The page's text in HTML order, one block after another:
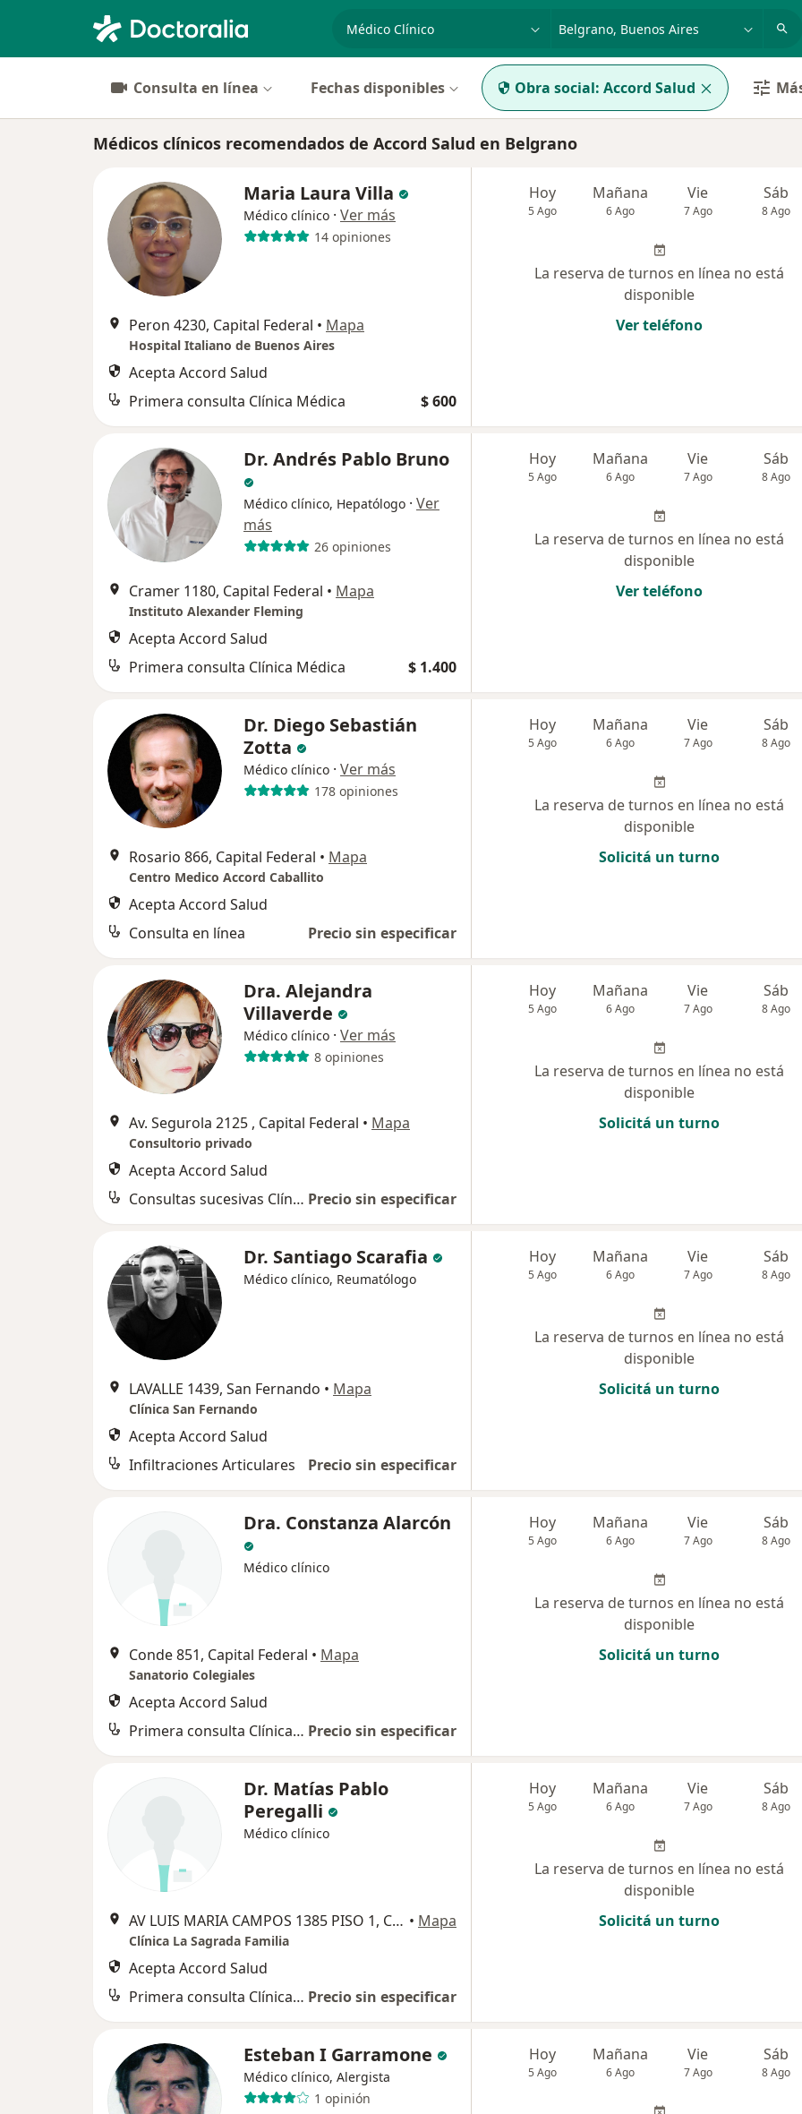
especialidad, enfermedad o nombre
Consulta en línea Fechas disponibles Obra social: Accord Salud
Médicos clínicos recomendados de Accord Salud en Belgrano
Maria Laura Villa
Médico clínico · Ver más
14 opiniones
Peron 4230, Capital Federal • Mapa
Hospital Italiano de Buenos Aires
Acepta Accord Salud
Primera consulta Clínica Médica
$ 600
Hoy
5 Ago
Mañana
6 Ago
Vie
7 Ago
Sáb
8 Ago
La reserva de turnos en línea no está
disponible
Ver teléfono
Dr. Andrés Pablo Bruno
Médico clínico, Hepatólogo · Ver
más
26 opiniones
Cramer 1180, Capital Federal • Mapa
Instituto Alexander Fleming
Acepta Accord Salud
Primera consulta Clínica Médica
$ 1.400
Hoy
5 Ago
Mañana
6 Ago
Vie
7 Ago
Sáb
8 Ago
La reserva de turnos en línea no está
disponible
Ver teléfono
Dr. Diego Sebastián
Zotta
Médico clínico · Ver más
178 opiniones
Rosario 866, Capital Federal • Mapa
Centro Medico Accord Caballito
Acepta Accord Salud
Consulta en línea
Precio sin especificar
Hoy
5 Ago
Mañana
6 Ago
Vie
7 Ago
Sáb
8 Ago
La reserva de turnos en línea no está
disponible
Solicitá un turno
Dra. Alejandra
Villaverde
Médico clínico · Ver más
8 opiniones
Av. Segurola 2125 , Capital Federal • Mapa
Consultorio privado
Acepta Accord Salud
Consultas sucesivas Clínica Médica Precio sin especificar
Hoy
5 Ago
Mañana
6 Ago
Vie
7 Ago
Sáb
8 Ago
La reserva de turnos en línea no está
disponible
Solicitá un turno
Dr. Santiago Scarafia
Médico clínico, Reumatólogo
LAVALLE 1439, San Fernando • Mapa
Clínica San Fernando
Acepta Accord Salud
Infiltraciones Articulares
Precio sin especificar
Hoy
5 Ago
Mañana
6 Ago
Vie
7 Ago
Sáb
8 Ago
La reserva de turnos en línea no está
disponible
Solicitá un turno
Dra. Constanza Alarcón
Médico clínico
Conde 851, Capital Federal • Mapa
Sanatorio Colegiales
Acepta Accord Salud
Primera consulta Clínica Médica Precio sin especificar
Hoy
5 Ago
Mañana
6 Ago
Vie
7 Ago
Sáb
8 Ago
La reserva de turnos en línea no está
disponible
Solicitá un turno
Dr. Matías Pablo
Peregalli
Médico clínico
AV LUIS MARIA CAMPOS 1385 PISO 1, Capital Federal • Mapa
Clínica La Sagrada Familia
Acepta Accord Salud
Primera consulta Clínica Médica Precio sin especificar
Hoy
5 Ago
Mañana
6 Ago
Vie
7 Ago
Sáb
8 Ago
La reserva de turnos en línea no está
disponible
Solicitá un turno
Esteban I Garramone
Médico clínico, Alergista
1 opinión
Hoy
5 Ago
Mañana
6 Ago
Vie
7 Ago
Sáb
8 Ago